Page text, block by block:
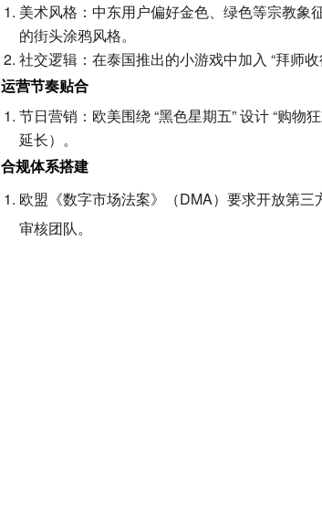
美术风格：中东用户偏好金色、绿色等宗教象
的街头涂鸦风格。
社交逻辑：在泰国推出的小游戏中加入 “拜师
运营节奏贴合
节日营销：欧美围绕 “黑色星期五” 设计 “购物
延长）。
合规体系搭建
欧盟《数字市场法案》（DMA）要求开放第
审核团队。